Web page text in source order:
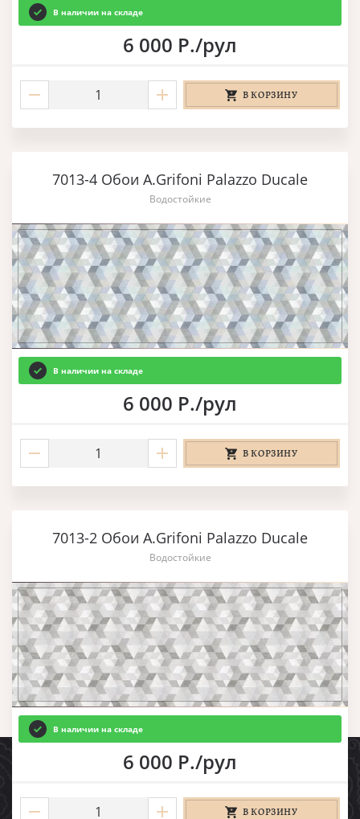
В наличии на складе
6 000 Р./рул
В КОРЗИНУ
7013-4 Обои A.Grifoni Palazzo Ducale
Водостойкие
В наличии на складе
6 000 Р./рул
В КОРЗИНУ
7013-2 Обои A.Grifoni Palazzo Ducale
Водостойкие
В наличии на складе
6 000 Р./рул
В КОРЗИНУ